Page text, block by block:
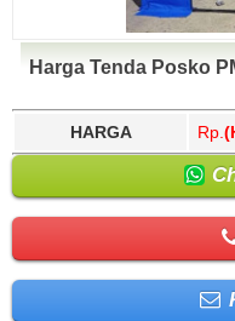
Harga Tenda Posko
HARGA Rp.